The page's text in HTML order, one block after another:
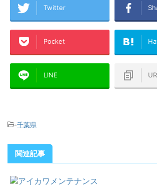
Twitter
Pocket
LINE
-千葉県
関連記事